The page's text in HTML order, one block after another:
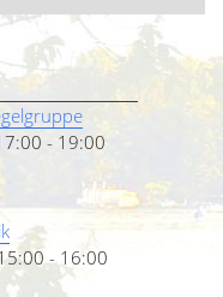
- 19:00
- 16:00